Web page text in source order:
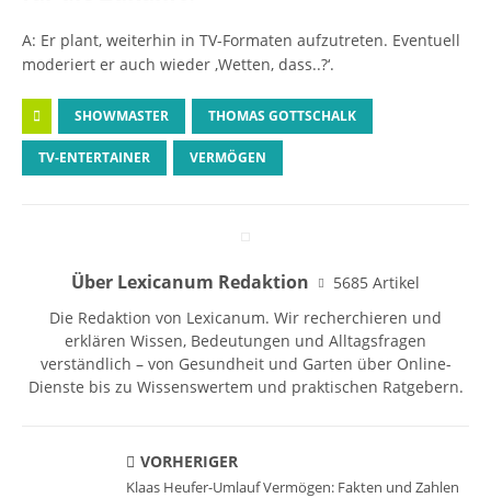
A: Er plant, weiterhin in TV-Formaten aufzutreten. Eventuell
moderiert er auch wieder ‚Wetten, dass..?‘.
SHOWMASTER THOMAS GOTTSCHALK
TV-ENTERTAINER VERMÖGEN
Über Lexicanum Redaktion
5685 Artikel
Die Redaktion von Lexicanum. Wir recherchieren und
erklären Wissen, Bedeutungen und Alltagsfragen
verständlich – von Gesundheit und Garten über Online-
Dienste bis zu Wissenswertem und praktischen Ratgebern.
VORHERIGER
Klaas Heufer-Umlauf Vermögen: Fakten und Zahlen